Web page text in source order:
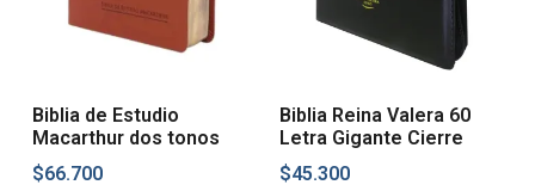
Biblia de Estudio
Macarthur dos tonos
$66.700
Biblia Reina Valera 60
Letra Gigante Cierre
$45.300